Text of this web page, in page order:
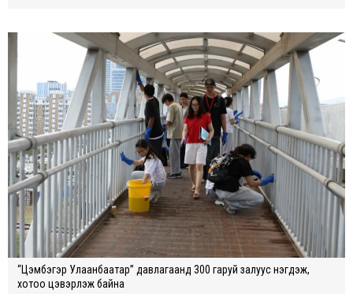
“Цэмбэгэр Улаанбаатар” давлагаанд 300 гаруй залуус нэгдэж,
хотоо цэвэрлэж байна